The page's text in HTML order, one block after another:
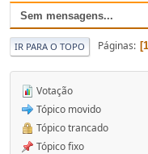
Sem mensagens...
IR PARA O TOPO Páginas 1
Votação
Tópico movido
Tópico trancado
Tópico fixo